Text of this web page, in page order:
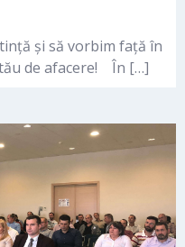
și să vorbim față în
de afacere! În […]